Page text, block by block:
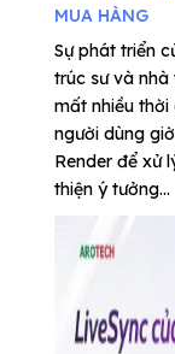
MUA HÀNG
Sự phát triển
trúc sư và nhà
mất nhiều
người dùng
Render để xử
thiện ý tưởng...